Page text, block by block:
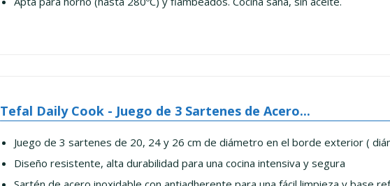
Tefal Daily Cook - Juego de 3 Sartenes de Acero...
Juego de 3 sartenes de 20, 24 y 26 cm de diámetro en el borde exterior (
Diseño resistente, alta durabilidad para una cocina intensiva y segura